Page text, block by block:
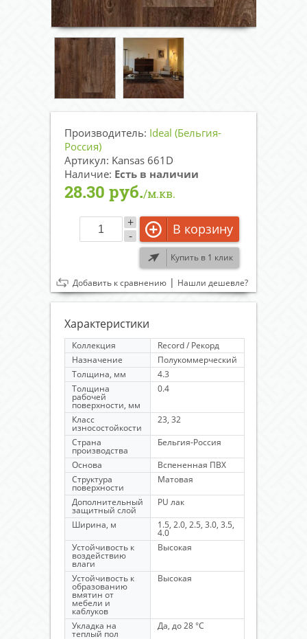
Производитель: Ideal (Бельгия-
Россия)
Артикул: Kansas 661D
Наличие: Есть в наличии
28.30 руб./м.кв.
-
+ В корзину
Купить в 1 клик
Добавить к сравнению | Нашли дешевле?
Характеристики
Коллекция
Record / Рекорд
Назначение
Полукоммерческий
Толщина, мм
4.3
Толщина
рабочей
поверхности, мм
0.4
Класс
износостойкости
23, 32
Страна
производства
Бельгия-Россия
Основа
Вспененная ПВХ
Структура
поверхности
Матовая
Дополнительный
защитный слой
PU лак
Ширина, м
1.5, 2.0, 2.5, 3.0, 3.5,
4.0
Устойчивость к
воздействию
влаги
Высокая
Устойчивость к
образованию
вмятин от
мебели и
каблуков
Высокая
Укладка на
теплый пол
Да, до 28 °C